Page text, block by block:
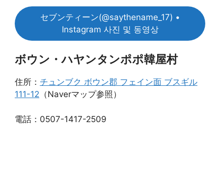
セブンティーン(@saythename_17) •
Instagram 사진 및 동영상
ボウン・ハヤンタンポポ韓屋村
住所： チュンブク ボウン郡 フェイン面 ブスギル
111-12 （Naverマップ参照）
電話：0507-1417-2509